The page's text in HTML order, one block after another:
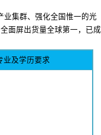
业集群、强化全国惟一的光
面屏出货量全球第一，已成
业及学历要求